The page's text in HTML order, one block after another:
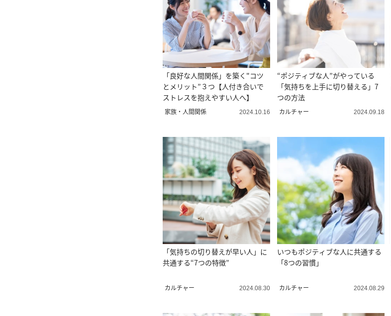
「良好な人間関係」を築く"コツ
とメリット”３つ【人付き合いで
ストレスを抱えやすい人へ】
家族・人間関係 2024.10.16
“ポジティブな人”がやっている
「気持ちを上手に切り替える」7
つの方法
カルチャー 2024.09.18
「気持ちの切り替えが早い人」に
共通する“7つの特徴”
カルチャー 2024.08.30
いつもポジティブな人に共通する
「8つの習慣」
カルチャー 2024.08.29